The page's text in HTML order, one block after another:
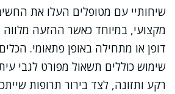
שיחותיי עם מטופלים העלו את
מקצועי, במיוחד כאשר ההזעה מלווה
דופן או מתחילה באופן פתאומי.
שימוש כוללים תשאול מפורט לגבי
רקע ותזונה, לצד בירור תרופות